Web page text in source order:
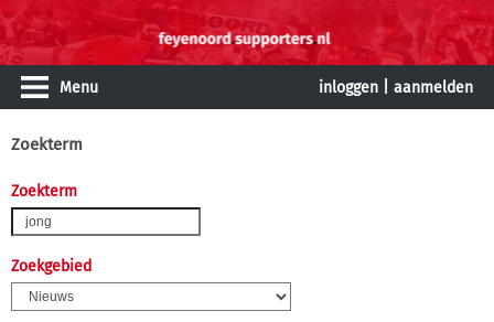
Menu inloggen aanmelden
Zoekterm
Zoekterm
Zoekgebied